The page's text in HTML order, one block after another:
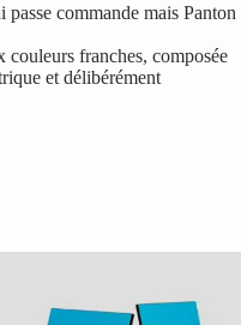
commande mais Panton
franches, composée
et délibérément